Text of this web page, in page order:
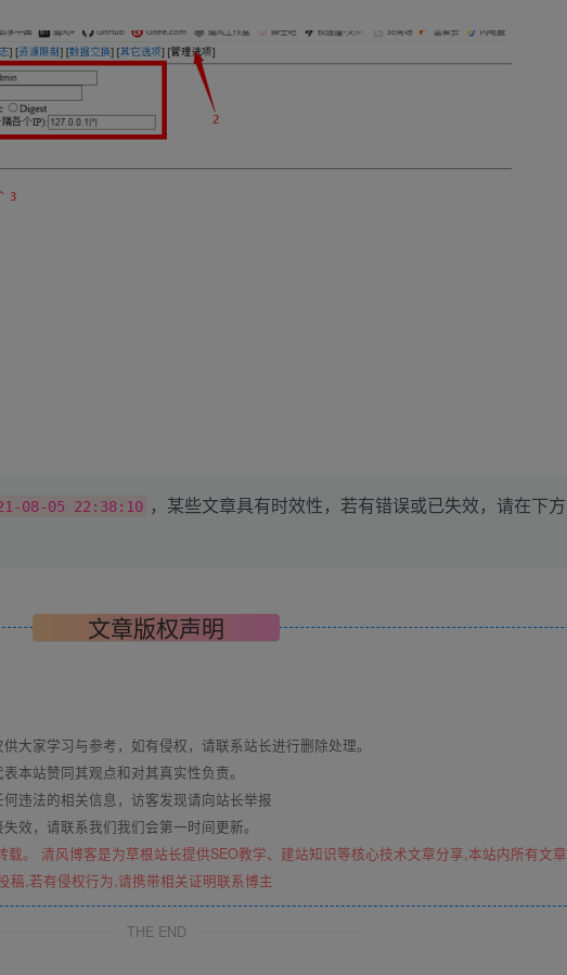
08-05 22:38:10 ，某些文章具有时效性，若有错误或已失效，请在下方
文章版权声明
大家学习与参考，如有侵权，请联系站长进行删除处理。
本站赞同其观点和对其真实性负责。
违法的相关信息，访客发现请向站长举报
效，请联系我们我们会第一时间更新。
。 清风博客是为草根站长提供SEO教学、建站知识等核心技术文章分享,本站内所有文章
稿,若有侵权行为,请携带相关证明联系博主
THE END